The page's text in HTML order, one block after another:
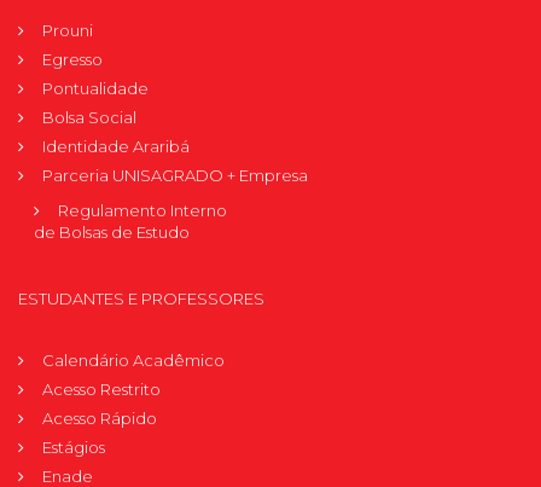
Prouni
Egresso
Pontualidade
Bolsa Social
Identidade Araribá
Parceria UNISAGRADO + Empresa
Regulamento Interno
de Bolsas de Estudo
ESTUDANTES E PROFESSORES
Calendário Acadêmico
Acesso Restrito
Acesso Rápido
Estágios
Enade